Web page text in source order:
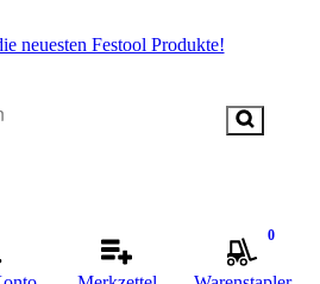
neuesten Festool Produkte!
0